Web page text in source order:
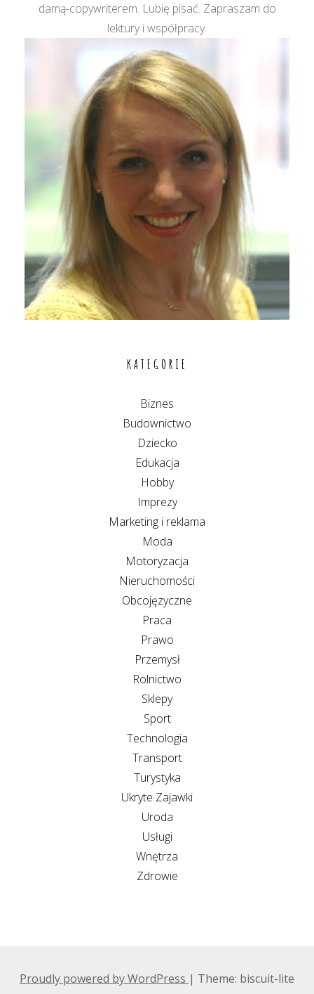
damą-copywriterem. Lubię pisać. Zapraszam do
lektury i współpracy.
KATEGORIE
Biznes
Budownictwo
Dziecko
Edukacja
Hobby
Imprezy
Marketing i reklama
Moda
Motoryzacja
Nieruchomości
Obcojęzyczne
Praca
Prawo
Przemysł
Rolnictwo
Sklepy
Sport
Technologia
Transport
Turystyka
Ukryte Zajawki
Uroda
Usługi
Wnętrza
Zdrowie
Proudly powered by WordPress | Theme: biscuit-lite